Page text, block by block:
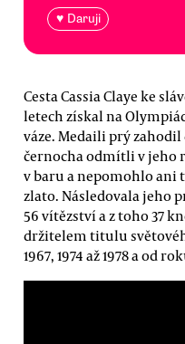
♥ Daruji
Cesta Cassia Claye ke
letech získal na
váze. Medaili prý
černocha odmítli v jeho
v baru a nepomohlo ani
zlato. Následovala jeho
56 vítězství a z toho 37
držitelem titulu
1967, 1974 až 1978 a od